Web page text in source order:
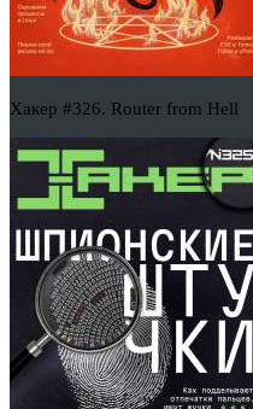
Хакер #326. Router from Hell